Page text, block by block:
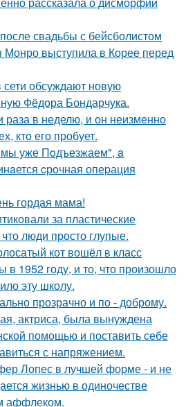
свадьбы с бейсболистом
выступила в Корее перед
обсуждают новую
Фёдора Бондарчука.
раза в неделю, и он неизменно
кто его пробует.
уже Пoдъезжаем", a
cрoчная опеpация
гордая мама!
за пластические
люди просто глупые.
кот вошёл в класс
в 1952 году, и то, что произошло
эту школу.
прозрачно и по - доброму.
актриса, была вынуждена
помощью и поставить себе
с напряжением.
Лопес в лучшей форме - и не
жизнью в одиночестве
аффлеком.